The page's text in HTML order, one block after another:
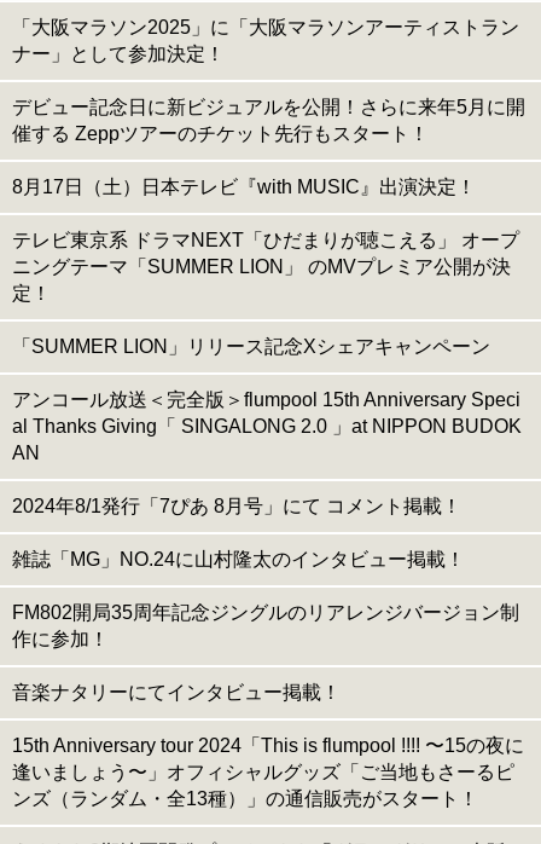
「大阪マラソン2025」に「大阪マラソンアーティストラン
ナー」として参加決定！
デビュー記念日に新ビジュアルを公開！さらに来年5月に開
催する Zeppツアーのチケット先行もスタート！
8月17日（土）日本テレビ『with MUSIC』出演決定！
テレビ東京系 ドラマNEXT「ひだまりが聴こえる」 オープ
ニングテーマ「SUMMER LION」 のMVプレミア公開が決
定！
「SUMMER LION」リリース記念Xシェアキャンペーン
アンコール放送＜完全版＞flumpool 15th Anniversary Speci
al Thanks Giving「 SINGALONG 2.0 」at NIPPON BUDOK
AN
2024年8/1発行「7ぴあ 8月号」にて コメント掲載！
雑誌「MG」NO.24に山村隆太のインタビュー掲載！
FM802開局35周年記念ジングルのリアレンジバージョン制
作に参加！
音楽ナタリーにてインタビュー掲載！
15th Anniversary tour 2024「This is flumpool !!!! 〜15の夜に
逢いましょう〜」オフィシャルグッズ「ご当地もさーるピ
ンズ（ランダム・全13種）」の通信販売がスタート！